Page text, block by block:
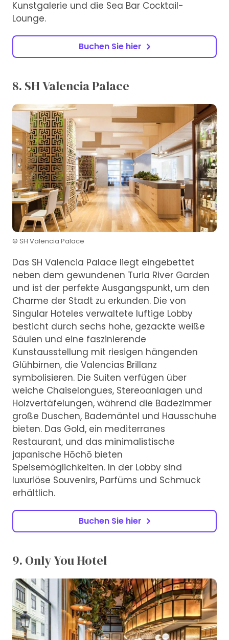
Kunstgalerie und die Sea Bar Cocktail-
Lounge.
Buchen Sie hier
8. SH Valencia Palace
© SH Valencia Palace
Das SH Valencia Palace liegt eingebettet
neben dem gewundenen Turia River Garden
und ist der perfekte Ausgangspunkt, um den
Charme der Stadt zu erkunden. Die von
Singular Hoteles verwaltete luftige Lobby
besticht durch sechs hohe, gezackte weiße
Säulen und eine faszinierende
Kunstausstellung mit riesigen hängenden
Glühbirnen, die Valencias Brillanz
symbolisieren. Die Suiten verfügen über
weiche Chaiselongues, Stereoanlagen und
Holzvertäfelungen, während die Badezimmer
große Duschen, Bademäntel und Hausschuhe
bieten. Das Gold, ein mediterranes
Restaurant, und das minimalistische
japanische Hōchō bieten
Speisemöglichkeiten. In der Lobby sind
luxuriöse Souvenirs, Parfüms und Schmuck
erhältlich.
Buchen Sie hier
9. Only You Hotel